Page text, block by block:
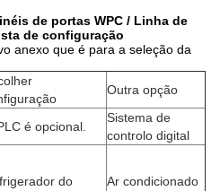
de portas WPC / Linha de
de configuração
anexo que é para a seleção da
Outra opção
é opcional.
Sistema de
controlo digital
do
Ar condicionado